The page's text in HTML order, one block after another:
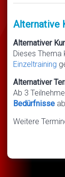
Alternative
Alternativer
Dieses Thema
Einzeltraining
Alternativer
Ab 3
Bedürfnisse
Weitere